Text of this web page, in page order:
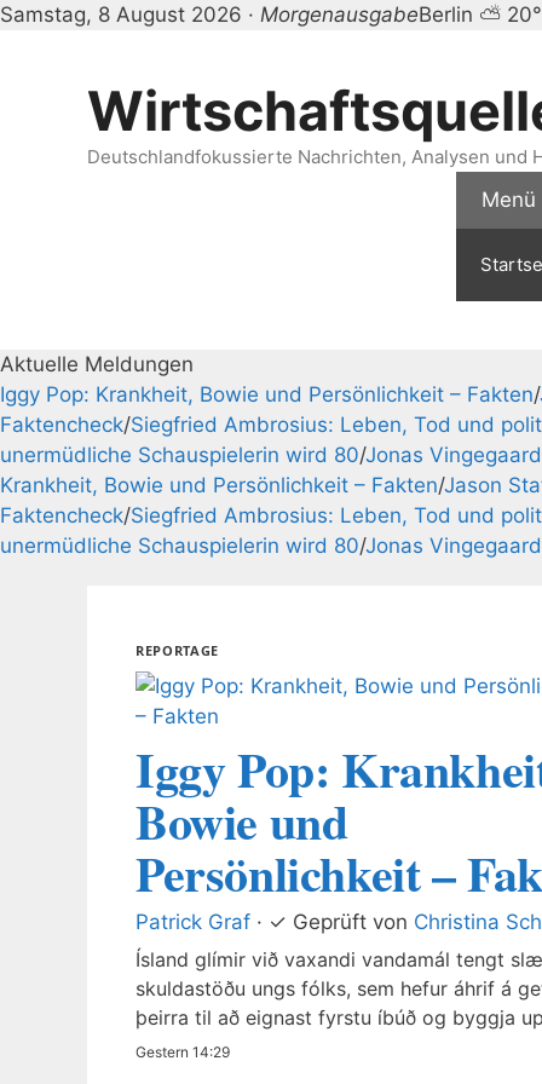
Wirtschaftsquelle —
Samstag, 8 August 2026 · MorgenausgabeBerlin ⛅
Deutschlandfokussierte Nachrichten, Analysen
Menü
Aktuelle Meldungen
Iggy Pop: Krankheit, Bowie und Persönlichkeit – Fakten/
Faktencheck/Siegfried Ambrosius: Leben, Tod und
unermüdliche Schauspielerin wird 80/Jonas
Krankheit, Bowie und Persönlichkeit – Fakten/Jason
Faktencheck/Siegfried Ambrosius: Leben, Tod und
unermüdliche Schauspielerin wird 80/Jonas
REPORTAGE
Iggy Pop:
Bowie und
Persönlichkeit –
Patrick Graf · ✓ Geprüft von Christina
Ísland glímir við vaxandi vandamál tengt
skuldastöðu ungs fólks, sem hefur áhrif á
þeirra til að eignast fyrstu íbúð og byggja
fjárhagslegt öryggi. Þessi grein greinir frá
Gestern 14:29